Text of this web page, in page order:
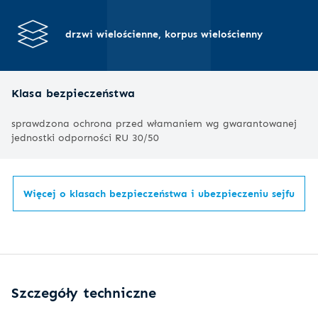
drzwi wielościenne, korpus wielościenny
Klasa bezpieczeństwa
sprawdzona ochrona przed włamaniem wg gwarantowanej
jednostki odporności RU 30/50
Więcej o klasach bezpieczeństwa i ubezpieczeniu sejfu
Szczegóły techniczne